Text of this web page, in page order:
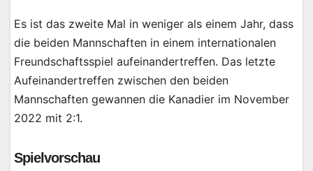
Es ist das zweite Mal in weniger als einem Jahr, dass
die beiden Mannschaften in einem internationalen
Freundschaftsspiel aufeinandertreffen. Das letzte
Aufeinandertreffen zwischen den beiden
Mannschaften gewannen die Kanadier im November
2022 mit 2:1.
Spielvorschau